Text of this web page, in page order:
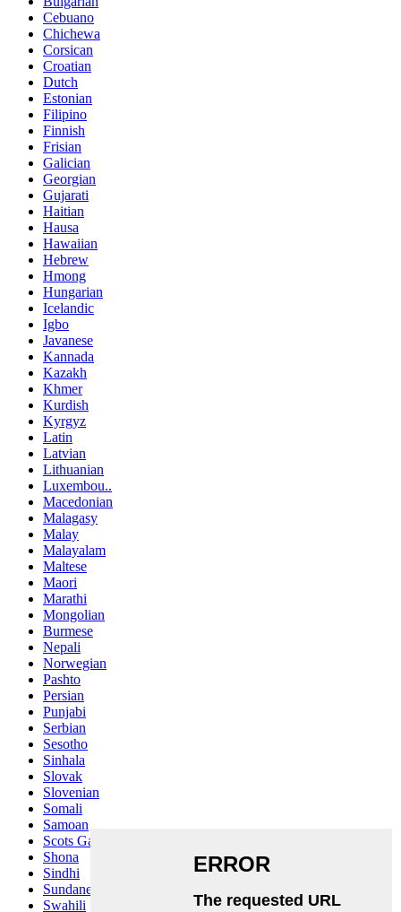
Cebuano
Chichewa
Corsican
Croatian
Dutch
Estonian
Filipino
Finnish
Frisian
Galician
Georgian
Gujarati
Haitian
Hausa
Hawaiian
Hebrew
Hmong
Hungarian
Icelandic
Igbo
Javanese
Kannada
Kazakh
Khmer
Kurdish
Kyrgyz
Latin
Latvian
Lithuanian
Luxembou..
Macedonian
Malagasy
Malay
Malayalam
Maltese
Maori
Marathi
Mongolian
Burmese
Nepali
Norwegian
Pashto
Persian
Punjabi
Serbian
Sesotho
Sinhala
Slovak
Slovenian
Somali
Samoan
Scots Gaelic
Shona
Sindhi
Sundanese
Swahili